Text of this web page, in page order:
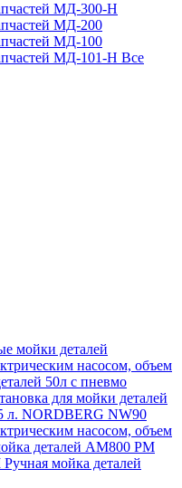
МД-300-H
МД-200
МД-100
МД-101-Н Все
мойки деталей
насосом, объем
50л с пневмо
для мойки деталей
л. NORDBERG NW90
насосом, объем
деталей АМ800 РМ
Ручная мойка деталей